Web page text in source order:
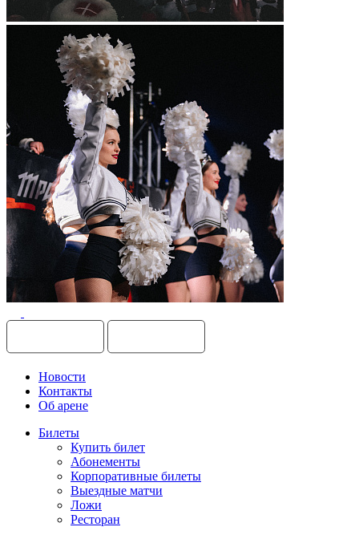
Новости
Контакты
Об арене
Билеты
Купить билет
Абонементы
Корпоративные билеты
Выездные матчи
Ложи
Ресторан